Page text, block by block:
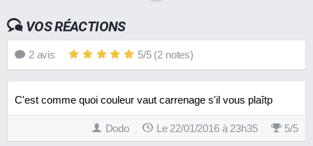
VOS RÉACTIONS
2avis 5/5(2 notes)
C'est comme quoi couleur vaut carrenage s'il vous plaîtp
Dodo Le 22/01/2016 à 23h35 5/5